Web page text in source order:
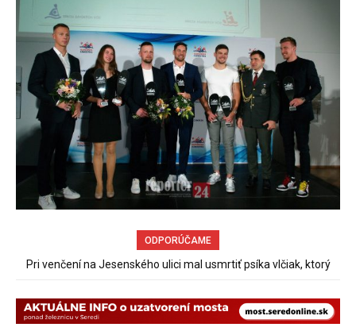
ODPORÚČAME
Pri venčení na Jesenského ulici mal usmrtiť psíka vlčiak, ktorý
Spor rybárov o rybársky revír pokračuje